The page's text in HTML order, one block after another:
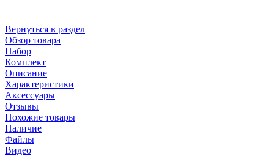
Вернуться в раздел
Обзор товара
Набор
Комплект
Описание
Характеристики
Аксессуары
Отзывы
Похожие товары
Наличие
Файлы
Видео